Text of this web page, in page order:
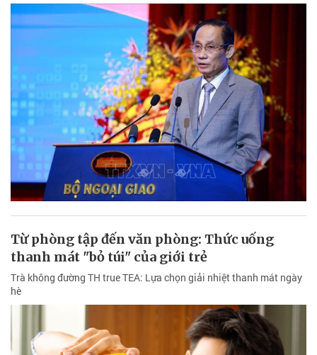
Từ phòng tập đến văn phòng: Thức uống
thanh mát "bỏ túi" của giới trẻ
Trà không đường TH true TEA: Lựa chọn giải nhiệt thanh mát ngày
hè